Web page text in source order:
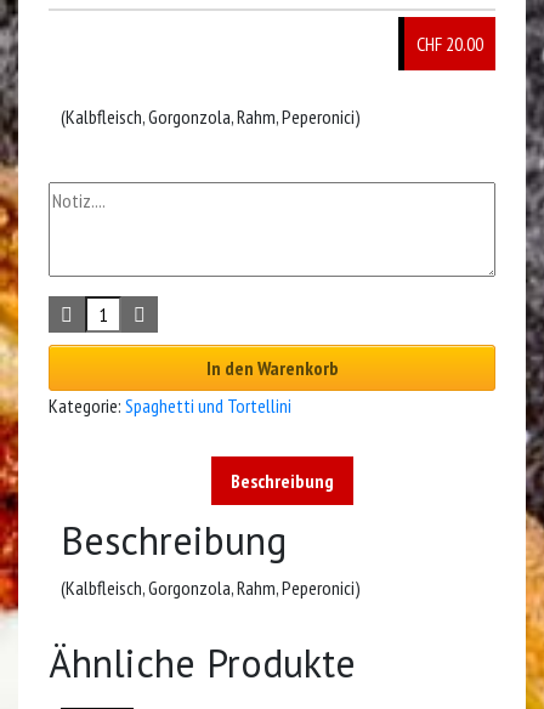
CHF 20.00
(Kalbfleisch, Gorgonzola, Rahm, Peperonici)
In den Warenkorb
Kategorie: Spaghetti und Tortellini
Beschreibung
Beschreibung
(Kalbfleisch, Gorgonzola, Rahm, Peperonici)
Ähnliche Produkte